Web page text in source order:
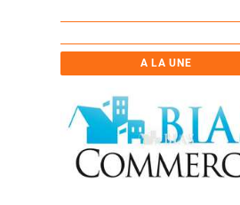
A LA UNE